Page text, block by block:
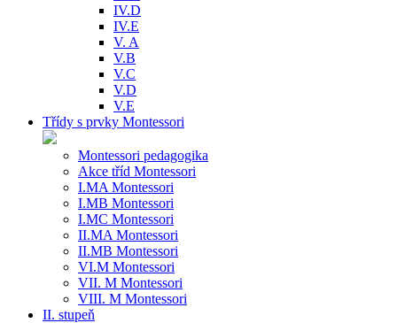
IV.D
IV.E
V. A
V.B
V.C
V.D
V.E
Třídy s prvky Montessori
Montessori pedagogika
Akce tříd Montessori
I.MA Montessori
I.MB Montessori
I.MC Montessori
II.MA Montessori
II.MB Montessori
VI.M Montessori
VII. M Montessori
VIII. M Montessori
II. stupeň